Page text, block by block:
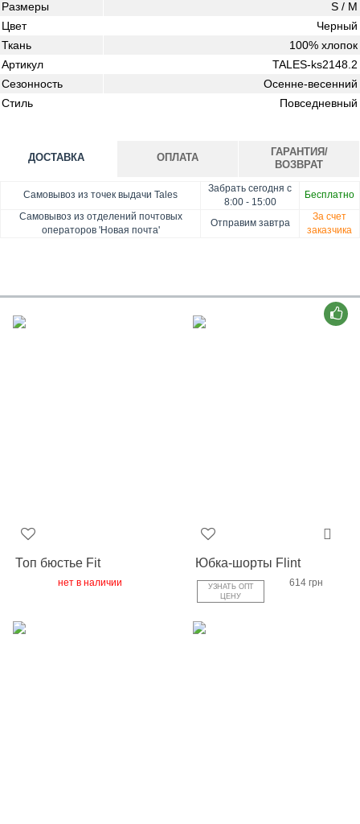
Размеры
S / M
Цвет
Черный
Ткань
100% хлопок
Артикул
TALES-ks2148.2
Сезонность
Осенне-весенний
Стиль
Повседневный
ДОСТАВКА
Самовывоз из точек выдачи Tales
Забрать сегодня с
8:00 - 15:00
Бесплатно
Самовывоз из отделений почтовых
операторов 'Новая почта'
Отправим завтра
За счет
заказчика
ОПЛАТА
Оплата при получении товара, Картой онлайн, Google
Pay, Безналичными для юридических лиц, Безналичными
для физических лиц, Apple Pay, Mastercard, Visa
ГАРАНТИЯ/
ВОЗВРАТ
Гарантия. Обмен/возврат товара в течение 14 дней.
Доставка за счет заказчика
Топ бюстье Fit
нет в наличии
Юбка-шорты Flint
УЗНАТЬ ОПТ
ЦЕНУ
614 грн